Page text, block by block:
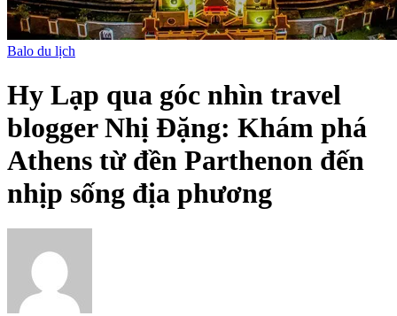
Balo du lịch
Hy Lạp qua góc nhìn travel
blogger Nhị Đặng: Khám phá
Athens từ đền Parthenon đến
nhịp sống địa phương